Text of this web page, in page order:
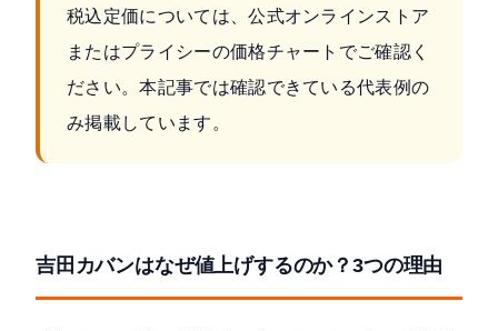
税込定価については、公式オンラインストア
またはプライシーの価格チャートでご確認く
ださい。本記事では確認できている代表例の
み掲載しています。
吉田カバンはなぜ値上げするのか？3つの理由